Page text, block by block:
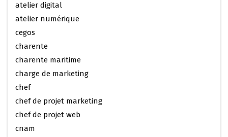
atelier digital
atelier numérique
cegos
charente
charente maritime
charge de marketing
chef
chef de projet marketing
chef de projet web
cnam